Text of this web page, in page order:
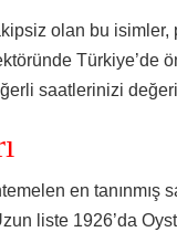
olan bu isimler,
Türkiye’de
saatlerinizi
en tanınmış
liste 1926’da